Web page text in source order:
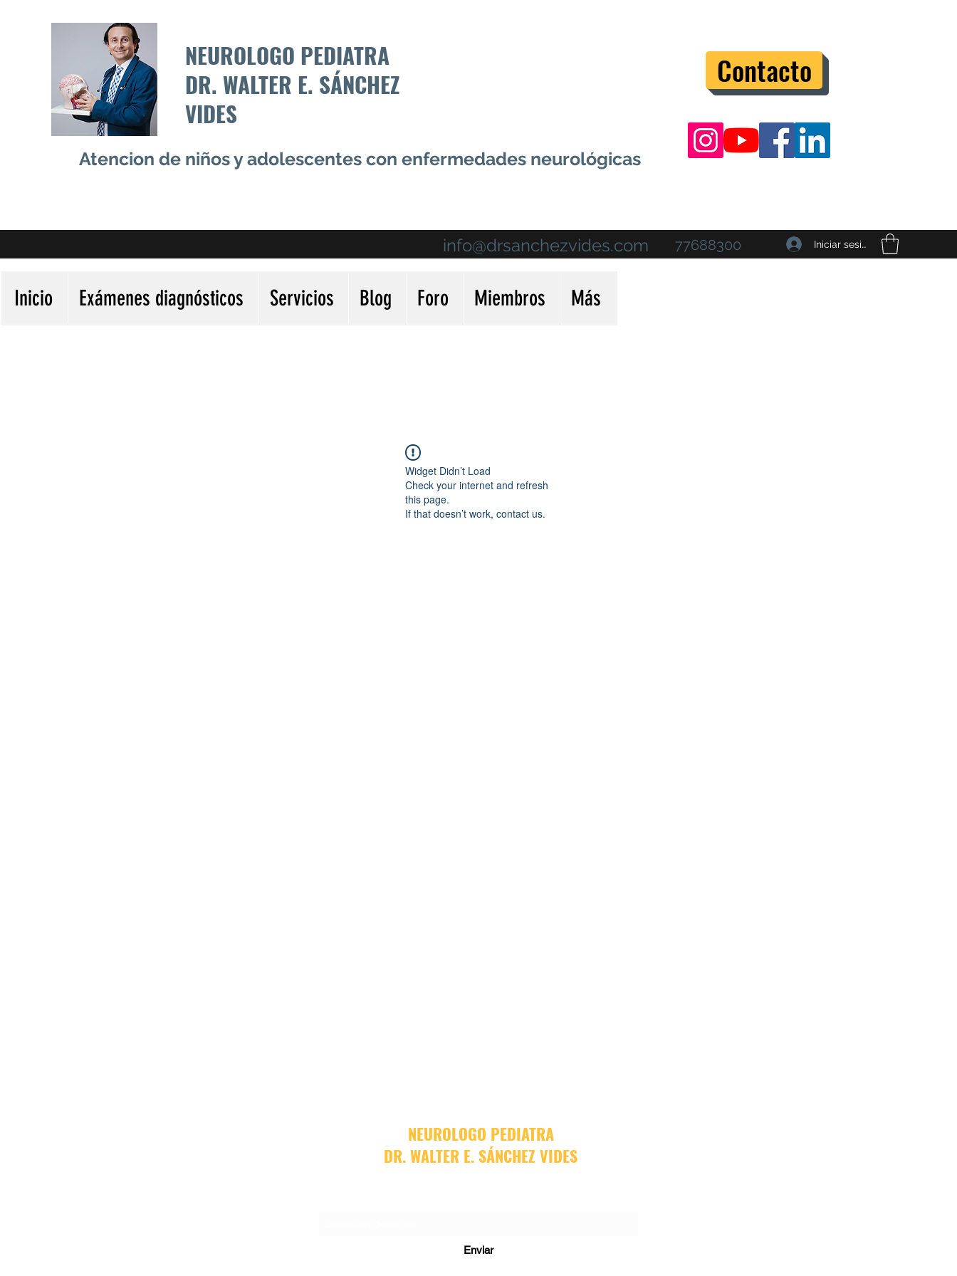
NEUROLOGO PEDIATRA
DR. WALTER E. SÁNCHEZ
VIDES
Atencion de niños y adolescentes con enfermedades neurológicas
Contacto
info@drsanchezvides.com 77688300 Iniciar sesión
Inicio Exámenes diagnósticos Servicios Blog Foro Miembros Más
Widget Didn’t Load
Check your internet and refresh
this page.
If that doesn’t work, contact us.
NEUROLOGO PEDIATRA
DR. WALTER E. SÁNCHEZ VIDES
Enviar